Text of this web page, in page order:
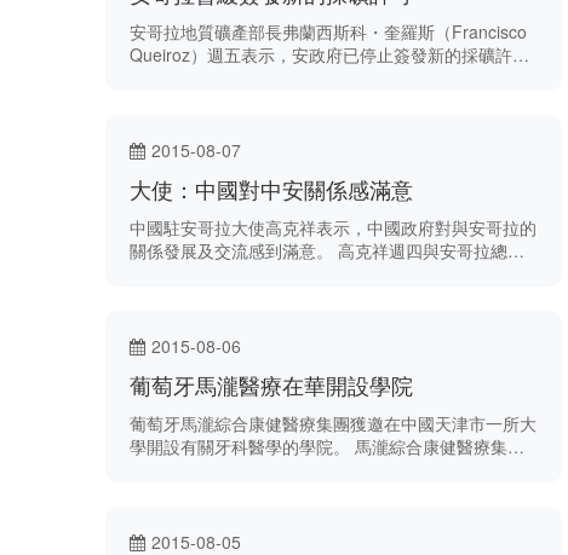
安哥拉地質礦產部長弗蘭西斯科・奎羅斯（Francisco
Queiroz）週五表示，安政府已停止簽發新的採礦許可
2015-08-07
大使：中國對中安關係感滿意
中國駐安哥拉大使高克祥表示，中國政府對與安哥拉的
關係發展及交流感到滿意。 高克祥週四與安哥拉總統
感到滿意，為兩國人民帶來福祉。”
2015-08-06
葡萄牙馬瀧醫療在華開設學院
葡萄牙馬瀧綜合康健醫療集團獲邀在中國天津市一所大
學開設有關牙科醫學的學院。 馬瀧綜合康健醫療集團
到所需的牙醫。”
2015-08-05